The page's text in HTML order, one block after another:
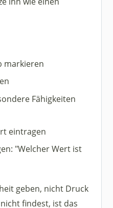
markieren
Fähigkeiten
eintragen
"Welcher Wert ist
geben, nicht Druck
findest, ist das